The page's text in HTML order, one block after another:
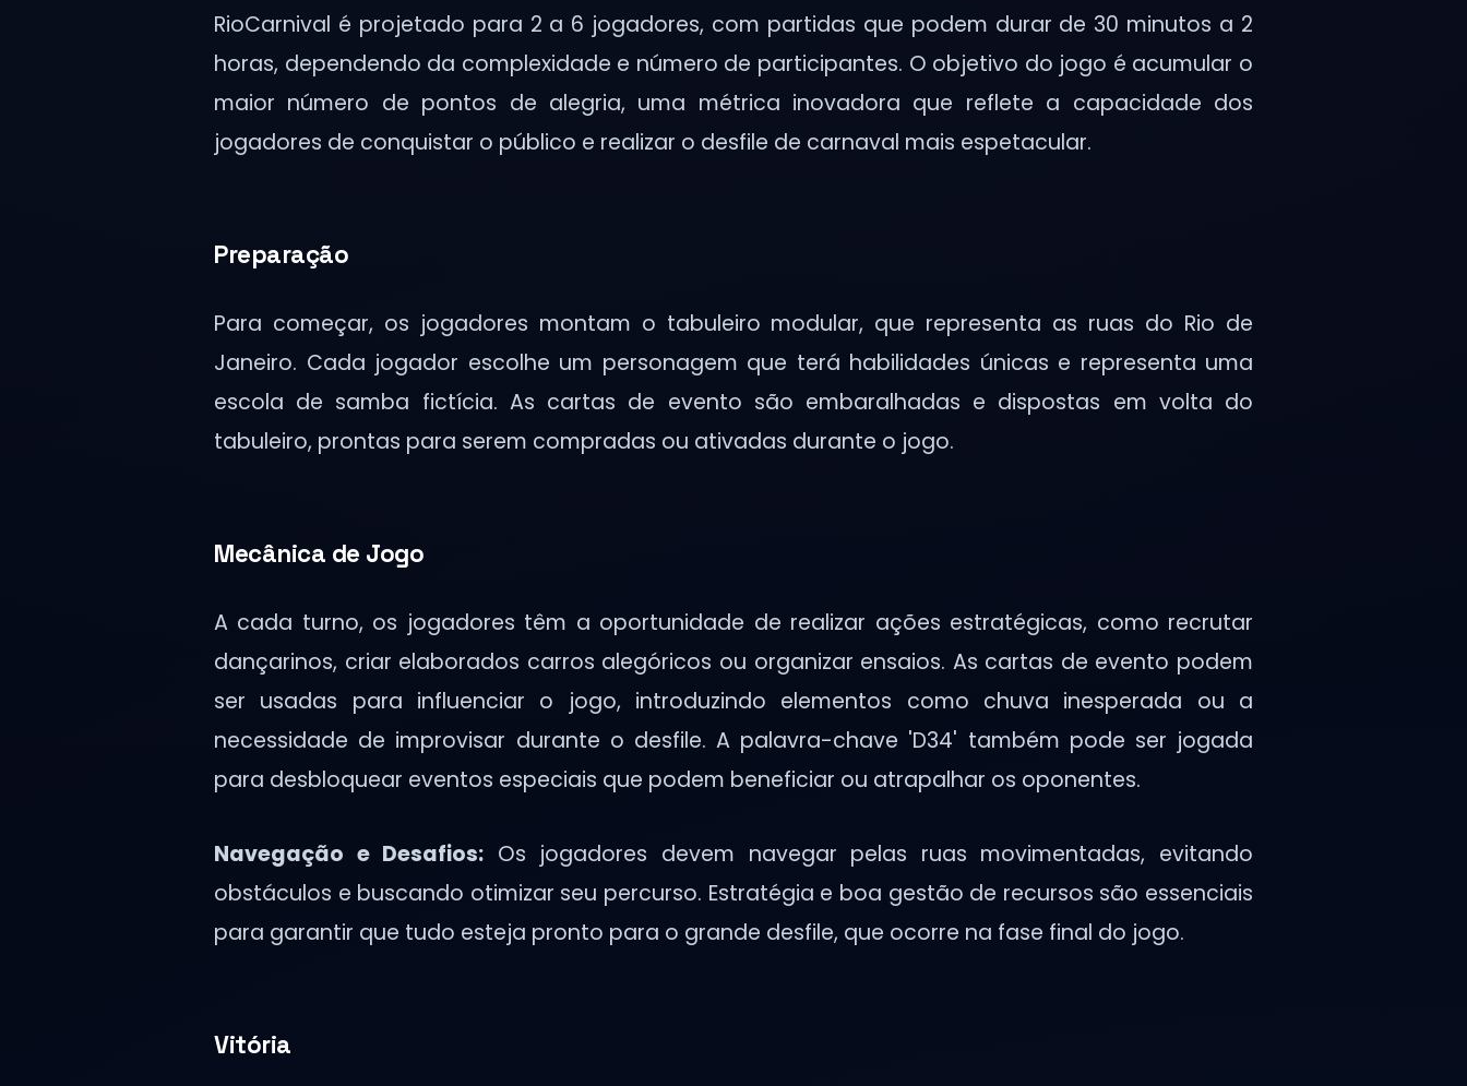
RioCarnival é projetado para 2 a 6 jogadores, com partidas que podem durar de 30 minutos a 2
horas, dependendo da complexidade e número de participantes. O objetivo do jogo é acumular o
maior número de pontos de alegria, uma métrica inovadora que reflete a capacidade dos
jogadores de conquistar o público e realizar o desfile de carnaval mais espetacular.
Preparação
Para começar, os jogadores montam o tabuleiro modular, que representa as ruas do Rio de
Janeiro. Cada jogador escolhe um personagem que terá habilidades únicas e representa uma
escola de samba fictícia. As cartas de evento são embaralhadas e dispostas em volta do
tabuleiro, prontas para serem compradas ou ativadas durante o jogo.
Mecânica de Jogo
A cada turno, os jogadores têm a oportunidade de realizar ações estratégicas, como recrutar
dançarinos, criar elaborados carros alegóricos ou organizar ensaios. As cartas de evento podem
ser usadas para influenciar o jogo, introduzindo elementos como chuva inesperada ou a
necessidade de improvisar durante o desfile. A palavra-chave 'D34' também pode ser jogada
para desbloquear eventos especiais que podem beneficiar ou atrapalhar os oponentes.
Navegação e Desafios: Os jogadores devem navegar pelas ruas movimentadas, evitando
obstáculos e buscando otimizar seu percurso. Estratégia e boa gestão de recursos são essenciais
para garantir que tudo esteja pronto para o grande desfile, que ocorre na fase final do jogo.
Vitória